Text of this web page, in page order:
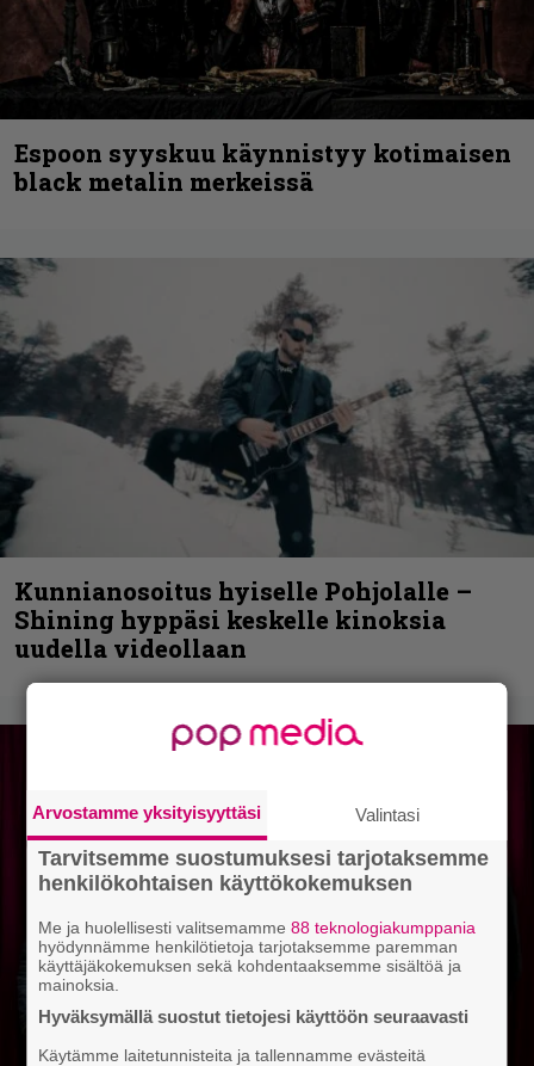
Espoon syyskuu käynnistyy kotimaisen
black metalin merkeissä
Kunnianosoitus hyiselle Pohjolalle –
Shining hyppäsi keskelle kinoksia
uudella videollaan
Arvostamme yksityisyyttäsi Valintasi
Tarvitsemme suostumuksesi tarjotaksemme
henkilökohtaisen käyttökokemuksen
Me ja huolellisesti valitsemamme88 teknologiakumppania
hyödynnämme henkilötietoja tarjotaksemme paremman
käyttäjäkokemuksen sekä kohdentaaksemme sisältöä ja
mainoksia.
Hyväksymällä suostut tietojesi käyttöön seuraavasti
Käytämme laitetunnisteita ja tallennamme evästeitä